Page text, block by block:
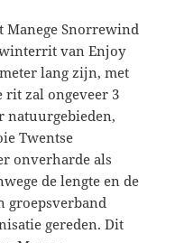
Manege Snorrewind
van Enjoy
lang zijn, met
rit zal ongeveer 3
natuurgebieden,
Twentse
onverharde als
de lengte en de
groepsverband
gereden. Dit